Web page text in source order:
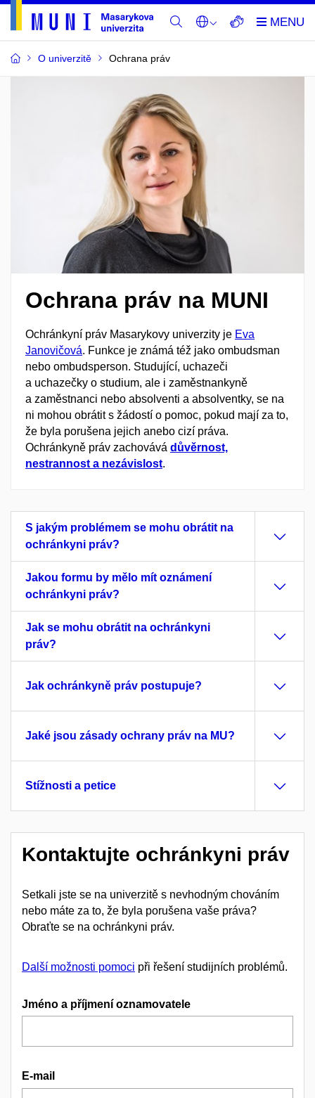
Překlady v
O univerzitě Ochrana práv
Ochrana práv na MUNI
Ochránkyní práv Masarykovy univerzity je Eva
Janovičová. Funkce je známá též jako ombudsman
nebo ombudsperson. Studující, uchazeči
a uchazečky o studium, ale i zaměstnankyně
a zaměstnanci nebo absolventi a absolventky, se na
ni mohou obrátit s žádostí o pomoc, pokud mají za to,
že byla porušena jejich anebo cizí práva.
Ochránkyně práv zachovává důvěrnost,
nestrannost a nezávislost.
S jakým problémem se mohu obrátit na
ochránkyni práv?
Jakou formu by mělo mít oznámení
ochránkyni práv?
Jak se mohu obrátit na ochránkyni
práv?
Jak ochránkyně práv postupuje?
Jaké jsou zásady ochrany práv na MU?
Stížnosti a petice
Kontaktujte ochránkyni práv
Setkali jste se na univerzitě s nevhodným chováním
nebo máte za to, že byla porušena vaše práva?
Obraťte se na ochránkyni práv.
Další možnosti pomoci při řešení studijních problémů.
Jméno a příjmení oznamovatele
E-mail